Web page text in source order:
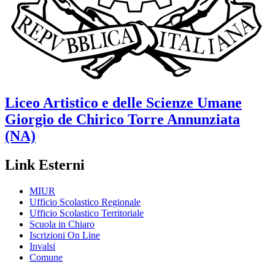
Liceo Artistico e delle Scienze Umane
Giorgio de Chirico Torre Annunziata
(NA)
Link Esterni
MIUR
Ufficio Scolastico Regionale
Ufficio Scolastico Territoriale
Scuola in Chiaro
Iscrizioni On Line
Invalsi
Comune